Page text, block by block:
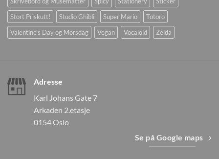
Stort Priskutt!
Studio Ghibli Super Mario
Totoro
Valentine's Day og Morsdag
Vegan Vocaloid Zelda
Adresse
Karl Johans Gate 7
Arkaden 2.etasje
0154 Oslo
Se på Google maps